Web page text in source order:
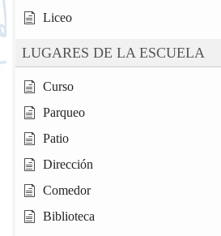
Liceo
LUGARES DE LA ESCUELA
Curso
Parqueo
Patio
Dirección
Comedor
Biblioteca